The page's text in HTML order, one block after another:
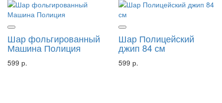
Шар фольгированный
Машина Полиция
599 р.
Шар Полицейский
джип 84 см
599 р.